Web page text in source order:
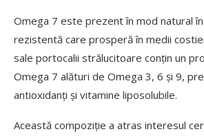
Omega 7 este prezent în mod natural
rezistentă care prosperă în medii
sale portocalii strălucitoare conțin un
Omega 7 alături de Omega 3, 6 și 9,
antioxidanți și vitamine liposolubile.
Această compoziție a atras interesul